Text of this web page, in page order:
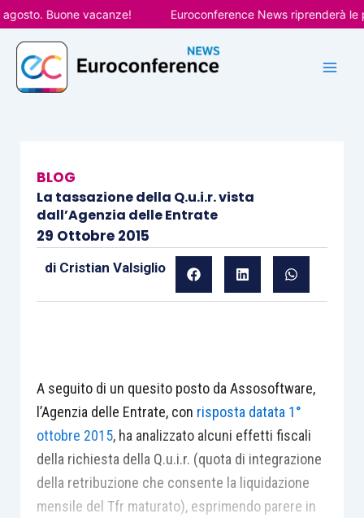
Vai
al
contenuto
Buone vacanze! Euroconference News riprenderà le
BLOG
La tassazione della Q.u.i.r. vista
dall’Agenzia delle Entrate
29 Ottobre 2015
di Cristian Valsiglio
A seguito di un quesito posto da Assosoftware,
l’Agenzia delle Entrate, con risposta datata 1°
ottobre 2015, ha analizzato alcuni effetti fiscali
della richiesta della Q.u.i.r. (quota di integrazione
della retribuzione che consente la liquidazione
mensile del Tfr maturato), esprimendo parere in